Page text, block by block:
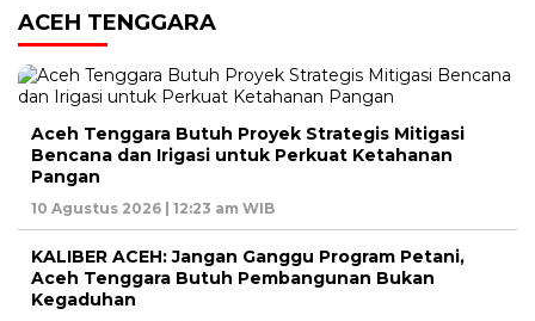
ACEH TENGGARA
Aceh Tenggara Butuh Proyek Strategis Mitigasi
Bencana dan Irigasi untuk Perkuat Ketahanan
Pangan
10 Agustus 2026 | 12:23 am WIB
KALIBER ACEH: Jangan Ganggu Program Petani,
Aceh Tenggara Butuh Pembangunan Bukan
Kegaduhan